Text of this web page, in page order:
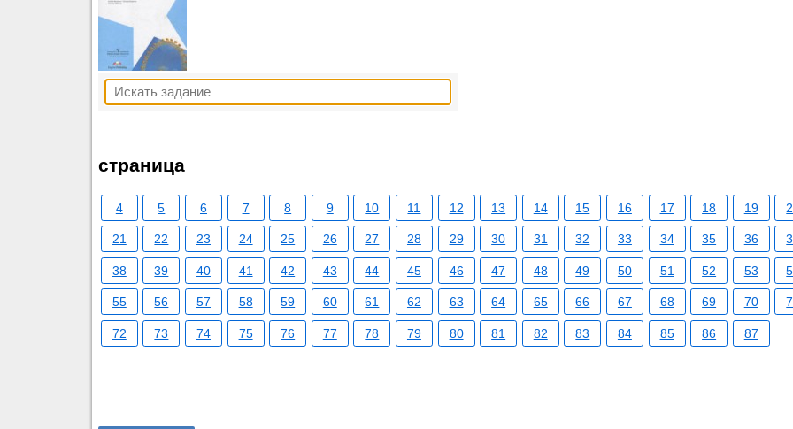
страница
4 5 6 7 8 9 10 11 12 13 14 15 16 17 18 19
21 22 23 24 25 26 27 28 29 30 31 32 33 34 35 36
38 39 40 41 42 43 44 45 46 47 48 49 50 51 52 53
55 56 57 58 59 60 61 62 63 64 65 66 67 68 69 70
72 73 74 75 76 77 78 79 80 81 82 83 84 85 86 87